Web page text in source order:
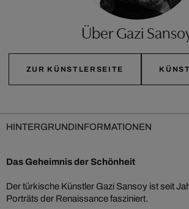
Über Gazi
ZUR KÜNSTLERSEITE
HINTERGRUNDINFORMATIONEN
Das Geheimnis der Schönheit
Der türkische Künstler Gazi Sansoy ist seit
Porträts der Renaissance fasziniert.